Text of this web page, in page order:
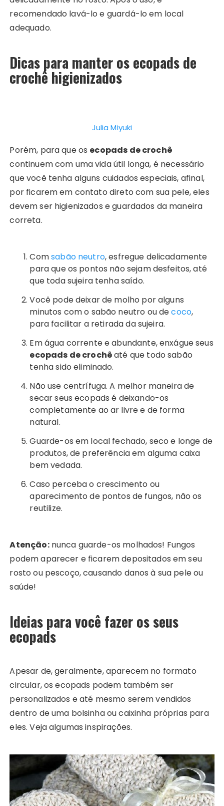
recomendado lavá-lo e guardá-lo em local
adequado.
Dicas para manter os ecopads de
crochê higienizados
Julia Miyuki
Porém, para que os ecopads de crochê
continuem com uma vida útil longa, é necessário
que você tenha alguns cuidados especiais, afinal,
por ficarem em contato direto com sua pele, eles
devem ser higienizados e guardados da maneira
correta.
Comsabão neutro, esfregue delicadamente
para que os pontos não sejam desfeitos, até
que toda sujeira tenha saído.
Você pode deixar de molho por alguns
minutos com o sabão neutro ou decoco,
para facilitar a retirada da sujeira.
Em água corrente e abundante, enxágue seus
ecopads de crochêaté que todo sabão
tenha sido eliminado.
Não use centrífuga. A melhor maneira de
secar seus ecopads é deixando-os
completamente ao ar livre e de forma
natural.
Guarde-os em local fechado, seco e longe de
produtos, de preferência em alguma caixa
bem vedada.
Caso perceba o crescimento ou
aparecimento de pontos de fungos, não os
reutilize.
Atenção:nunca guarde-os molhados! Fungos
podem aparecer e ficarem depositados em seu
rosto ou pescoço, causando danos à sua pele ou
saúde!
Ideias para você fazer os seus
ecopads
Apesar de, geralmente, aparecem no formato
circular, os ecopads podem também ser
personalizados e até mesmo serem vendidos
dentro de uma bolsinha ou caixinha próprias para
eles. Veja algumas inspirações.